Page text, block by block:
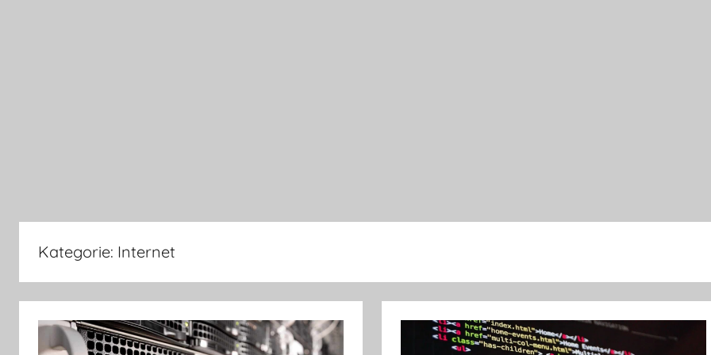
Kategorie: Internet